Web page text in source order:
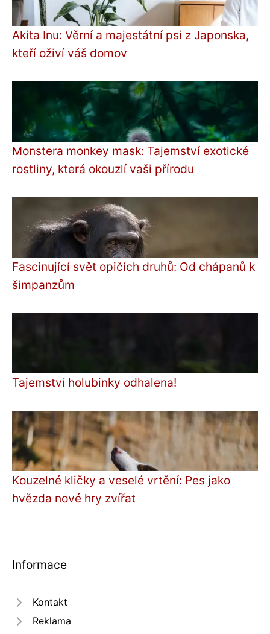
Akita Inu: Věrní a majestátní psi z Japonska,
kteří oživí váš domov
Monstera monkey mask: Tajemství exotické
rostliny, která okouzlí vaši přírodu
Fascinující svět opičích druhů: Od chápanů k
šimpanzům
Tajemství holubinky odhalena!
Kouzelné kličky a veselé vrtění: Pes jako
hvězda nové hry zvířat
Informace
Kontakt
Reklama